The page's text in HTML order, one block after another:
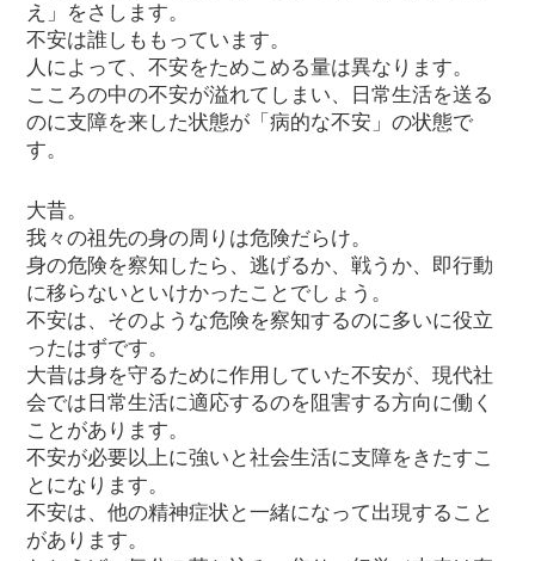
え」をさします。
不安は誰しももっています。
人によって、不安をためこめる量は異なります。
こころの中の不安が溢れてしまい、日常生活を送る
のに支障を来した状態が「病的な不安」の状態で
す。
大昔。
我々の祖先の身の周りは危険だらけ。
身の危険を察知したら、逃げるか、戦うか、即行動
に移らないといけかったことでしょう。
不安は、そのような危険を察知するのに多いに役立
ったはずです。
大昔は身を守るために作用していた不安が、現代社
会では日常生活に適応するのを阻害する方向に働く
ことがあります。
不安が必要以上に強いと社会生活に支障をきたすこ
とになります。
不安は、他の精神症状と一緒になって出現すること
があります。